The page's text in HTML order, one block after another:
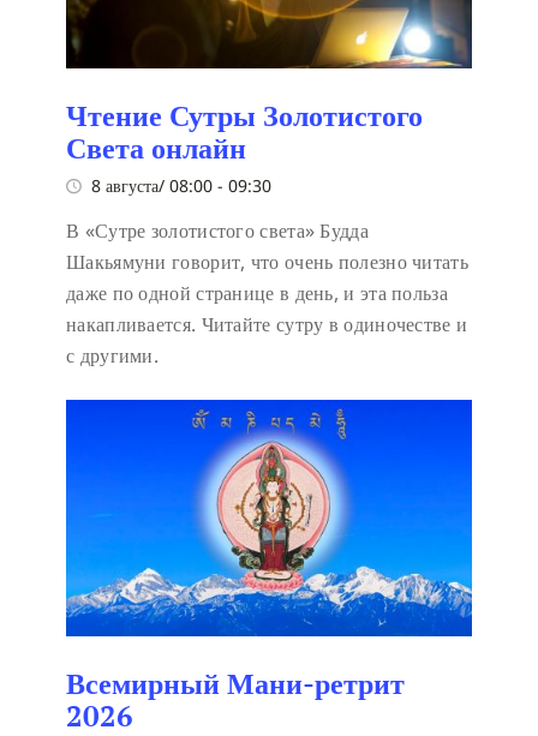
Чтение Сутры Золотистого
Света онлайн
8 августа/ 08:00 - 09:30
В «Сутре золотистого света» Будда
Шакьямуни говорит, что очень полезно читать
даже по одной странице в день, и эта польза
накапливается. Читайте сутру в одиночестве и
с другими.
Всемирный Мани-ретрит
2026